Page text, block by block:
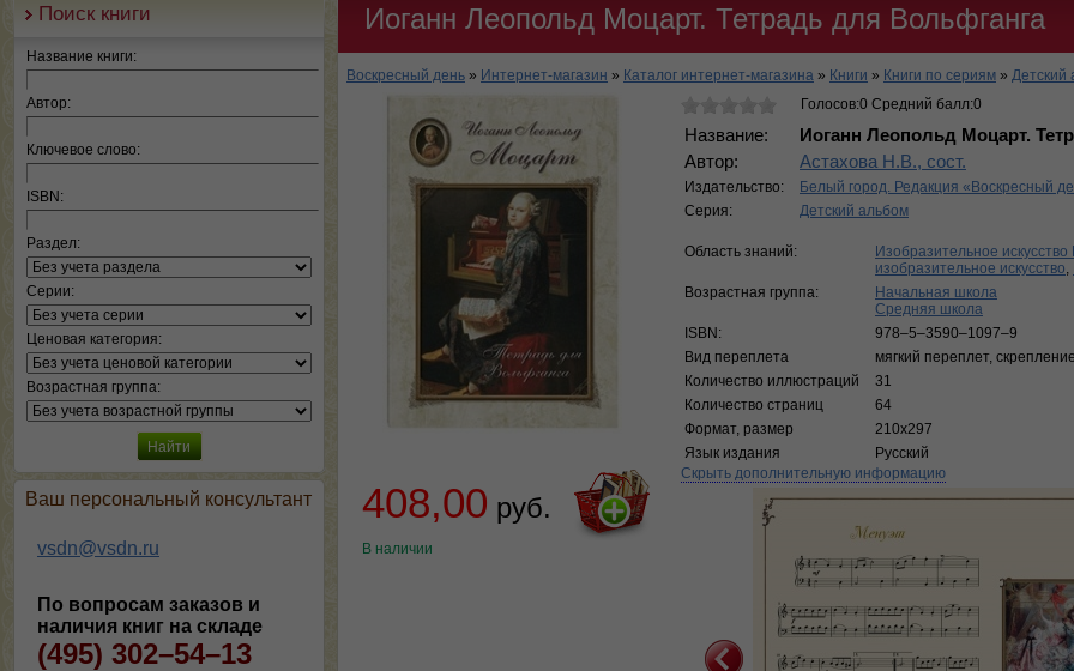
Поиск книги
Название книги:
Автор:
Ключевое слово:
ISBN:
Раздел:
Серии:
Ценовая категория:
Возрастная группа:
Ваш персональный консультант
vsdn@vsdn.ru
По вопросам заказов и
наличия книг на складе
(495) 302–54–13
Иоганн Леопольд Моцарт. Тетрадь для Вольфганга
Воскресный день » Интернет-магазин » Каталог интернет-магазина » Книги » Книги по сериям » Детский
408,00 руб.
В наличии
Голосов:0 Средний балл:0
Название:
Иоганн Леопольд Моцарт.
Автор:
Астахова Н.В., сост.
Издательство:
Белый город. Редакция «Воскресный
Серия:
Детский альбом
Область знаний: Изобразительное искусство
изобразительное искусство,
Возрастная группа:
Начальная школа
Средняя школа
ISBN:
978–5–3590–1097–9
Вид переплета
мягкий переплет,
Количество иллюстраций
31
Количество страниц
64
Формат, размер
210х297
Язык издания
Русский
Скрыть дополнительную информацию